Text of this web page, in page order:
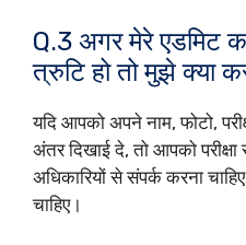
Q.3 अगर मेरे एडमिट
त्रुटि हो तो मुझे क्या
यदि आपको अपने नाम, फोटो,
अंतर दिखाई दे, तो आपको
अधिकारियों से संपर्क करना
चाहिए।